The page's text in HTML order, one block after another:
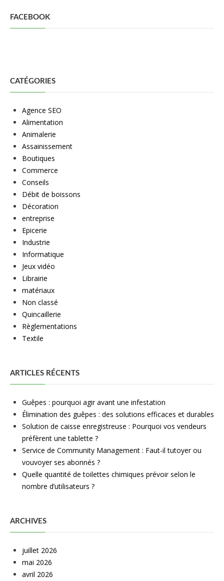
FACEBOOK
CATÉGORIES
Agence SEO
Alimentation
Animalerie
Assainissement
Boutiques
Commerce
Conseils
Débit de boissons
Décoration
entreprise
Epicerie
Industrie
Informatique
Jeux vidéo
Librairie
matériaux
Non classé
Quincaillerie
Règlementations
Textile
ARTICLES RÉCENTS
Guêpes : pourquoi agir avant une infestation
Élimination des guêpes : des solutions efficaces et durables
Solution de caisse enregistreuse : Pourquoi vos vendeurs
préfèrent une tablette ?
Service de Community Management : Faut-il tutoyer ou
vouvoyer ses abonnés ?
Quelle quantité de toilettes chimiques prévoir selon le
nombre d’utilisateurs ?
ARCHIVES
juillet 2026
mai 2026
avril 2026